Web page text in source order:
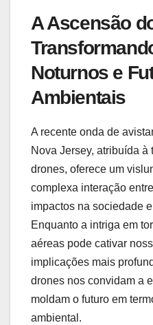
A Ascensão
Noturnos e
Ambientais
A recente onda de
Nova Jersey, atribuída
drones, oferece um
complexa interação
impactos na sociedade
Enquanto a intriga em
aéreas pode cativar
implicações mais
drones nos convidam a
moldam o futuro em
ambiental.